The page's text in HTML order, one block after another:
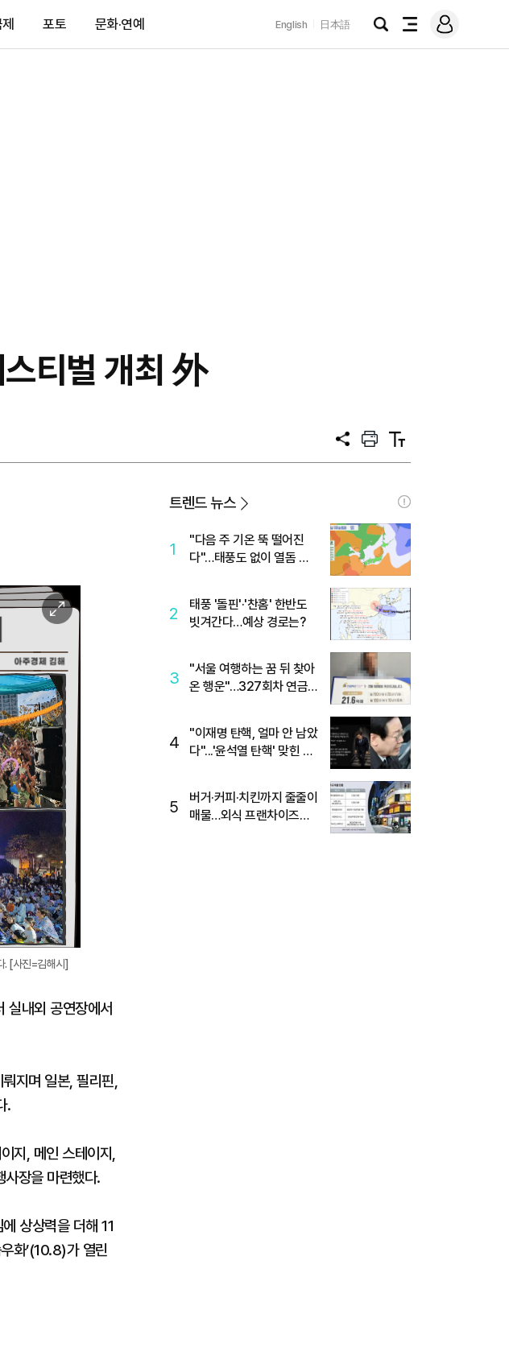
포토 문화·연예 English 日本語
검
전
메
그
티벌 개최 外
공
프
트
텍
트
이
미
지
확
대
. [사진=김해시]
실내외 공연장에서
지며 일본, 필리핀,
.
지, 메인 스테이지,
장을 마련했다.
상상력을 더해 11
화’(10.8)가 열린
트렌드 뉴스
1
"다음 주 기온 뚝 떨어진
다"…태풍도 없이 열돔 박
2
태풍 '돌핀'·'찬홈' 한반도
빗겨간다…예상 경로는?
3
"서울 여행하는 꿈 뒤 찾아
온 행운"…327회차 연금
4
"이재명 탄핵, 얼마 안 남았
다"...'윤석열 탄핵' 맞힌 무
5
버거·커피·치킨까지 줄줄이
매물…외식 프랜차이즈